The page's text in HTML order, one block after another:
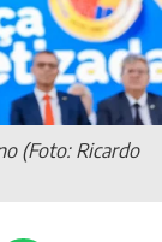
(Foto: Ricardo